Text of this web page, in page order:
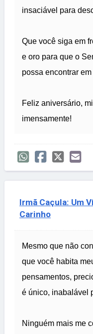
insaciável para
Que você siga em
e oro para que o
possa encontrar
Feliz aniversário,
imensamente!
Irmã Caçula: Um
Carinho
Mesmo que não
que você habita
pensamentos,
é único, inabalável
Ninguém mais me